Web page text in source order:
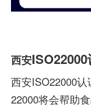
西安ISO22000
西安ISO22000
22000将会帮助